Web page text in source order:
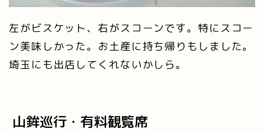
左がビスケット、右がスコーンです。特にスコー
ン美味しかった。お土産に持ち帰りもしました。
埼玉にも出店してくれないかしら。
山鉾巡行・有料観覧席